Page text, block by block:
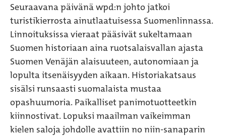
Seuraavana päivänä wpd:n johto jatkoi
turistikierrosta ainutlaatuisessa Suomenlinnassa.
Linnoituksissa vieraat pääsivät sukeltamaan
Suomen historiaan aina ruotsalaisvallan ajasta
Suomen Venäjän alaisuuteen, autonomiaan ja
lopulta itsenäisyyden aikaan. Historiakatsaus
sisälsi runsaasti suomalaista mustaa
opashuumoria. Paikalliset panimotuotteetkin
kiinnostivat. Lopuksi maailman vaikeimman
kielen saloja johdolle avattiin no niin-sanaparin